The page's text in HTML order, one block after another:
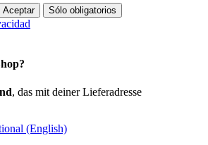
Aceptar Sólo obligatorios
, das mit deiner Lieferadresse
(English)